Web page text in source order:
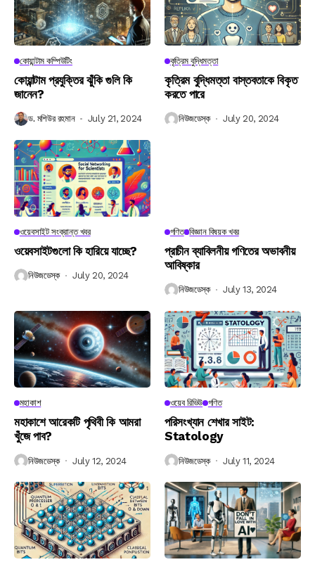
কোয়ান্টাম কম্পিউটিং
কোয়ান্টাম প্রযুক্তির ঝুঁকি গুলি কি
জানেন?
ড. মশিউর রহমান July 21, 2024
কৃত্রিম বুদ্ধিমত্তা
কৃত্রিম বুদ্ধিমত্তা বাস্তবতাকে বিকৃত
করতে পারে
নিউজডেস্ক July 20, 2024
ওয়েবসাইট সংক্রান্ত খবর
ওয়েবসাইটগুলো কি হারিয়ে যাচ্ছে?
নিউজডেস্ক July 20, 2024
গণিত বিজ্ঞান বিষয়ক খবর
প্রাচীন ব্যাবিলনীয় গণিতের অভাবনীয়
আবিষ্কার
নিউজডেস্ক July 13, 2024
মহাকাশ
মহাকাশে আরেকটি পৃথিবী কি আমরা
খুঁজে পাব?
নিউজডেস্ক July 12, 2024
ওয়েব রিভিউ গণিত
পরিসংখ্যান শেখার সাইট:
Statology
নিউজডেস্ক July 11, 2024